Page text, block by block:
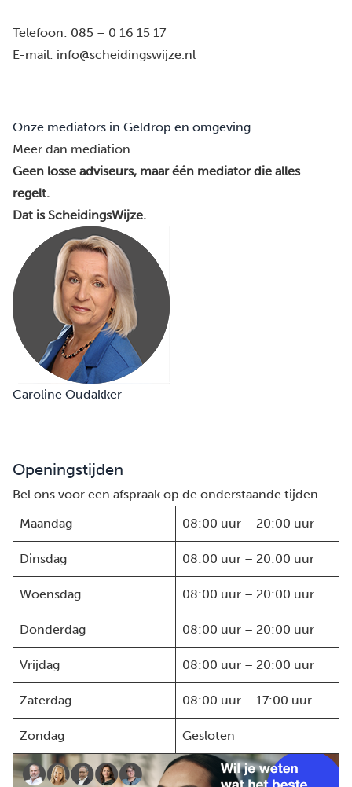
Telefoon: 085 – 0 16 15 17
E-mail: info@scheidingswijze.nl
Onze mediators in Geldrop en omgeving
Meer dan mediation.
Geen losse adviseurs, maar één mediator die alles
regelt.
Dat is ScheidingsWijze.
Caroline Oudakker
Openingstijden
Bel ons voor een afspraak op de onderstaande tijden.
Maandag
08:00 uur – 20:00 uur
Dinsdag 08:00 uur – 20:00 uur
Woensdag 08:00 uur – 20:00 uur
Donderdag 08:00 uur – 20:00 uur
Vrijdag 08:00 uur – 20:00 uur
Zaterdag 08:00 uur – 17:00 uur
Zondag Gesloten